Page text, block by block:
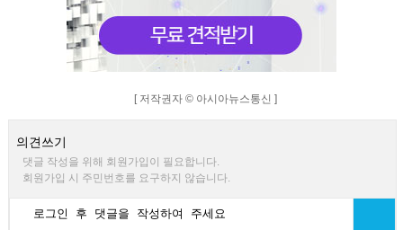
[ 저작권자 © 아시아뉴스통신 ]
의견쓰기
댓글 작성을 위해 회원가입이 필요합니다.
회원가입 시 주민번호를 요구하지 않습니다.